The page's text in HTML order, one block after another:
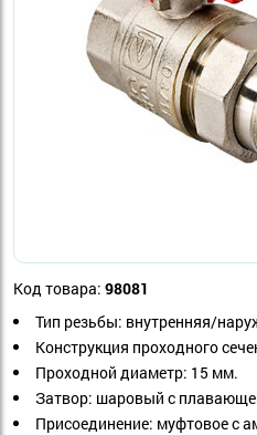
Код товара: 98081
Тип резьбы: внутренняя/
Конструкция проходного
Проходной диаметр: 15 мм.
Затвор: шаровый с
Присоединение: муфтовое с